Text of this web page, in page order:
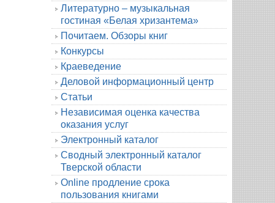
Литературно – музыкальная
гостиная «Белая хризантема»
Почитаем. Обзоры книг
Конкурсы
Краеведение
Деловой информационный центр
Статьи
Независимая оценка качества
оказания услуг
Электронный каталог
Сводный электронный каталог
Тверской области
Online продление срока
пользования книгами